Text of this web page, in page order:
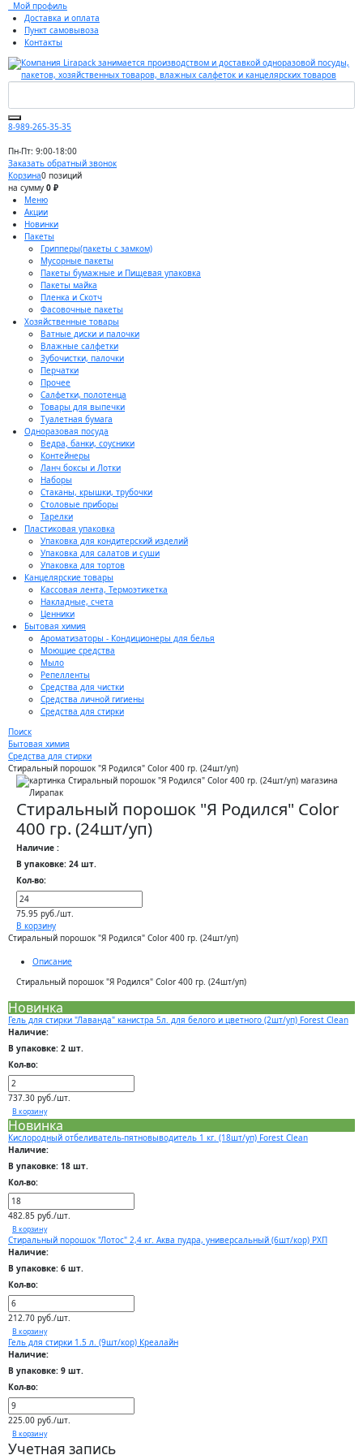
Мой профиль
Доставка и оплата
Пункт самовывоза
Контакты
8-989-265-35-35
Пн-Пт: 9:00-18:00
Заказать обратный звонок
Корзина0 позиций
на сумму 0 ₽
Меню
Акции
Новинки
Пакеты
Грипперы(пакеты с замком)
Мусорные пакеты
Пакеты бумажные и Пищевая упаковка
Пакеты майка
Пленка и Скотч
Фасовочные пакеты
Хозяйственные товары
Ватные диски и палочки
Влажные салфетки
Зубочистки, палочки
Перчатки
Прочее
Салфетки, полотенца
Товары для выпечки
Туалетная бумага
Одноразовая посуда
Ведра, банки, соусники
Контейнеры
Ланч боксы и Лотки
Наборы
Стаканы, крышки, трубочки
Столовые приборы
Тарелки
Пластиковая упаковка
Упаковка для кондитерский изделий
Упаковка для салатов и суши
Упаковка для тортов
Канцелярские товары
Кассовая лента, Термоэтикетка
Накладные, счета
Ценники
Бытовая химия
Ароматизаторы - Кондиционеры для белья
Моющие средства
Мыло
Репелленты
Средства для чистки
Средства личной гигиены
Средства для стирки
Поиск
Бытовая химия
Средства для стирки
Стиральный порошок "Я Родился" Color 400 гр. (24шт/уп)
Стиральный порошок "Я Родился" Color
400 гр. (24шт/уп)
Наличие :
В упаковке: 24 шт.
Кол-во:
75.95 руб./шт.
В корзину
Стиральный порошок "Я Родился" Color 400 гр. (24шт/уп)
Описание
Стиральный порошок "Я Родился" Color 400 гр. (24шт/уп)
Новинка
Гель для стирки "Лаванда" канистра 5л. для белого и цветного (2шт/уп) Forest Clean
Наличие:
В упаковке: 2 шт.
Кол-во:
737.30 руб./шт.
В корзину
Новинка
Кислородный отбеливатель-пятновыводитель 1 кг. (18шт/уп) Forest Clean
Наличие:
В упаковке: 18 шт.
Кол-во:
482.85 руб./шт.
В корзину
Стиральный порошок "Лотос" 2,4 кг. Аква пудра, универсальный (6шт/кор) РХП
Наличие:
В упаковке: 6 шт.
Кол-во:
212.70 руб./шт.
В корзину
Гель для стирки 1.5 л. (9шт/кор) Креалайн
Наличие:
В упаковке: 9 шт.
Кол-во:
225.00 руб./шт.
В корзину
Учетная запись